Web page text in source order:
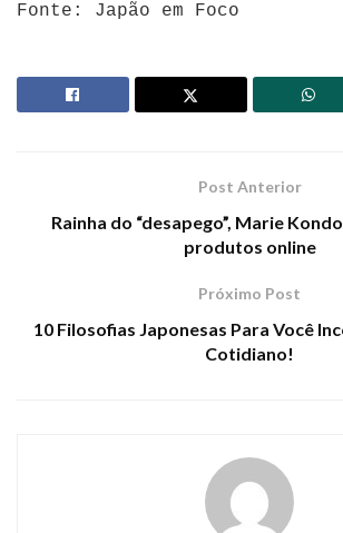
Fonte: Japão em Foco
Post Anterior
Rainha do “desapego”, Marie
produtos online
Próximo Post
10 Filosofias Japonesas Para Você
Cotidiano!